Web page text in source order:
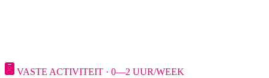
VASTE ACTIVITEIT · 0—2 UUR/WEEK